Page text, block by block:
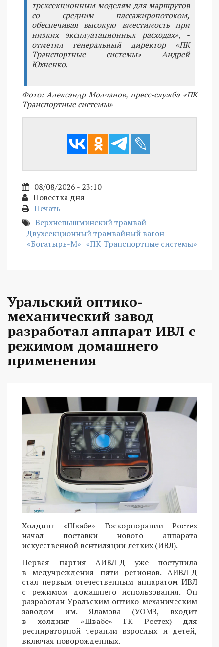
трехсекционным моделям для маршрутов
со средним пассажиропотоком,
обеспечивая высокую вместимость при
низких эксплуатационных расходах», -
отметил генеральный директор «ПК
Транспортные системы» Андрей
Юхненко.
Фото: Александр Молчанов, пресс-служба «ПК
Транспортные системы»
08/08/2026 - 23:10
Повестка дня
Печать
Верхнепышминский трамвай
Двухсекционный трамвайный вагон
«Богатырь-М» «ПК Транспортные системы»
Уральский оптико-
механический завод
разработал аппарат ИВЛ с
режимом домашнего
применения
Холдинг «Швабе» Госкорпорации Ростех
начал поставки нового аппарата
искусственной вентиляции легких (ИВЛ).
Первая партия АИВЛ-Д уже поступила
в медучреждения пяти регионов. АИВЛ-Д
стал первым отечественным аппаратом ИВЛ
с режимом домашнего использования. Он
разработан Уральским оптико-механическим
заводом им. Яламова (УОМЗ, входит
в холдинг «Швабе» ГК Ростех) для
респираторной терапии взрослых и детей,
включая новорожденных.